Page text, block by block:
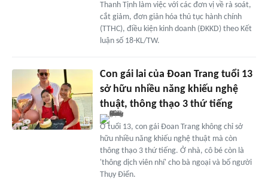
Thanh Tịnh làm việc với các đơn vị về rà soát,
cắt giảm, đơn giản hóa thủ tục hành chính
(TTHC), điều kiện kinh doanh (ĐKKD) theo Kết
luận số 18-KL/TW.
Con gái lai của Đoan Trang tuổi 13
sở hữu nhiều năng khiếu nghệ
thuật, thông thạo 3 thứ tiếng
Ở tuổi 13, con gái Đoan Trang không chỉ sở
hữu nhiều năng khiếu nghệ thuật mà còn
thông thạo 3 thứ tiếng. Ở nhà, cô bé còn là
'thông dịch viên nhí' cho bà ngoại và bố người
Thụy Điển.